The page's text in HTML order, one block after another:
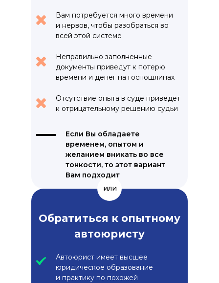
или
Обратиться к опытному
автоюристу
Автоюрист имеет высшее
юридическое образование
и практику по похожей
Вам потребуется много времени
и нервов, чтобы разобраться во
всей этой системе
Неправильно заполненные
документы приведут к потерю
времени и денег на госпошлинах
Отсутствие опыта в суде приведет
к отрицательному решению судьи
Если Вы обладаете
временем, опытом и
желанием вникать во все
тонкости, то этот вариант
Вам подходит